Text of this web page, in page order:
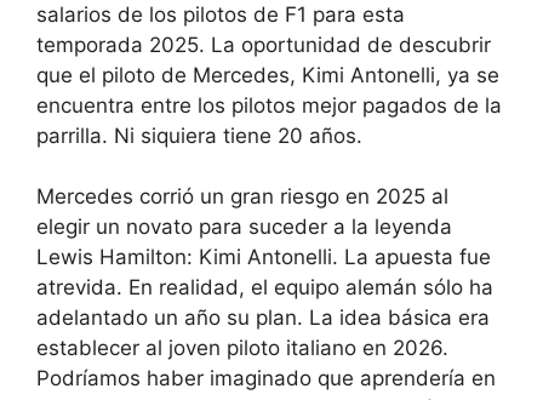
salarios de los pilotos de F1 para esta
temporada 2025. La oportunidad de descubrir
que el piloto de Mercedes, Kimi Antonelli, ya se
encuentra entre los pilotos mejor pagados de la
parrilla. Ni siquiera tiene 20 años.
Mercedes corrió un gran riesgo en 2025 al
elegir un novato para suceder a la leyenda
Lewis Hamilton: Kimi Antonelli. La apuesta fue
atrevida. En realidad, el equipo alemán sólo ha
adelantado un año su plan. La idea básica era
establecer al joven piloto italiano en 2026.
Podríamos haber imaginado que aprendería en